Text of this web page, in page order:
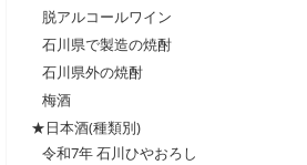
脱アルコールワイン
石川県で製造の焼酎
石川県外の焼酎
梅酒
★日本酒(種類別)
令和7年 石川ひやおろし